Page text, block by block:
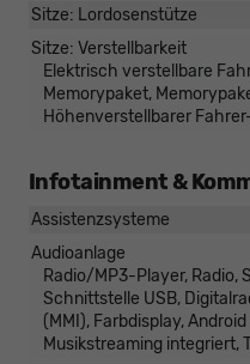
Sitze: Lordosenstütze
Sitze: Verstellbarkeit
Elektrisch verstellbare
Memorypaket,
Höhenverstellbarer
Infotainment &
Assistenzsysteme
Audioanlage
Radio/MP3-Player, Radio,
Schnittstelle USB,
(MMI), Farbdisplay,
Musikstreaming integriert,